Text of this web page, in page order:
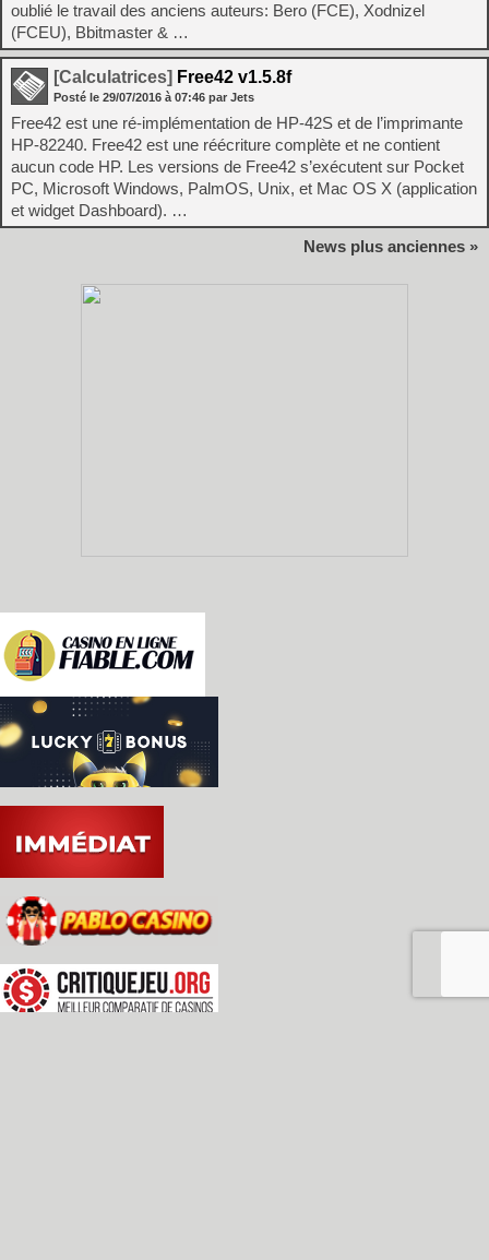
oublié le travail des anciens auteurs: Bero (FCE), Xodnizel
(FCEU), Bbitmaster & …
[Calculatrices] Free42 v1.5.8f
Posté le 29/07/2016 à 07:46 par Jets
Free42 est une ré-implémentation de HP-42S et de l’imprimante
HP-82240. Free42 est une réécriture complète et ne contient
aucun code HP. Les versions de Free42 s’exécutent sur Pocket
PC, Microsoft Windows, PalmOS, Unix, et Mac OS X (application
et widget Dashboard). …
News plus anciennes »